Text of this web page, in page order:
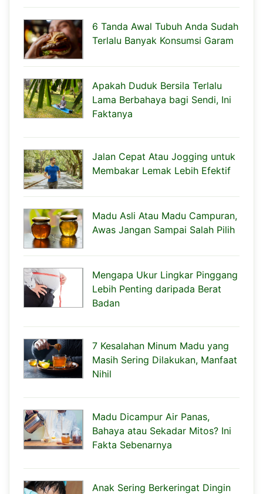
6 Tanda Awal Tubuh Anda Sudah
Terlalu Banyak Konsumsi Garam
Apakah Duduk Bersila Terlalu
Lama Berbahaya bagi Sendi, Ini
Faktanya
Jalan Cepat Atau Jogging untuk
Membakar Lemak Lebih Efektif
Madu Asli Atau Madu Campuran,
Awas Jangan Sampai Salah Pilih
Mengapa Ukur Lingkar Pinggang
Lebih Penting daripada Berat
Badan
7 Kesalahan Minum Madu yang
Masih Sering Dilakukan, Manfaat
Nihil
Madu Dicampur Air Panas,
Bahaya atau Sekadar Mitos? Ini
Fakta Sebenarnya
Anak Sering Berkeringat Dingin